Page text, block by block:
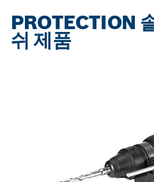
PROTECTION
쉬 제품